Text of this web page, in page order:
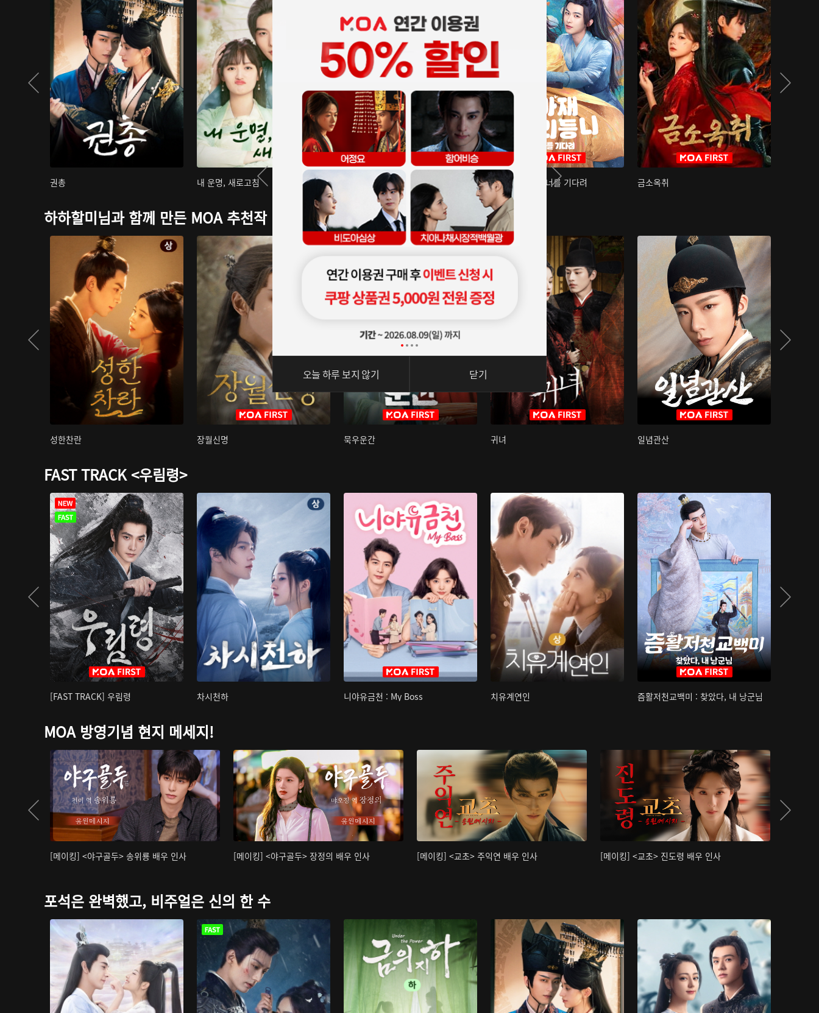
권총 내 운명, 새로고침 아재저리등니 : 너를 기다려 금소옥취
하하할미님과 함께 만든 MOA 추천작
성한찬란 장월신명 묵우운간 귀녀 일념관산
FAST TRACK <우림령>
[FAST TRACK] 우림령 차시천하 니야유금천 : My Boss 치유계연인 즘활저천교백미 : 찾았다, 내 낭군님
MOA 방영기념 현지 메세지!
[메이킹] <야구골두> 송위룡 배우 인사 [메이킹] <야구골두> 장정의 배우 인사 [메이킹] <교초> 주익연 배우 인사 [메이킹] <교초> 진도령 배우 인사
포석은 완벽했고, 비주얼은 신의 한 수
오늘 하루 보지 않기 닫기